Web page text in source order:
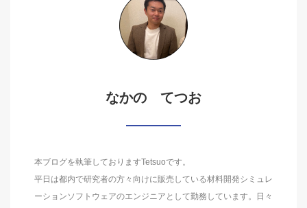
なかの てつお
本ブログを執筆しておりますTetsuoです。
平日は都内で研究者の方々向けに販売している材料開発シミュレ
ーションソフトウェアのエンジニアとして勤務しています。日々